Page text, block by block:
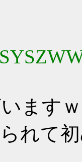
ます
れて